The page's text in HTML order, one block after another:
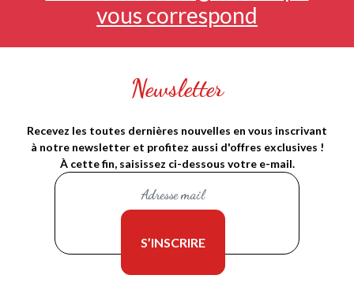
vous correspond
Newsletter
Recevez les toutes dernières nouvelles en vous inscrivant
à notre newsletter et profitez aussi d'offres exclusives !
À cette fin, saisissez ci-dessous votre e-mail.